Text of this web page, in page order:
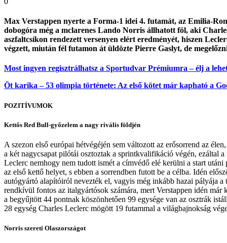
Max Verstappen nyerte a Forma-1 idei 4. futamát, az Emilia-
dobogóra még a mclarenes Lando Norris állhatott föl, aki
aszfaltcsíkon rendezett versenyen elért eredményét, hiszen
végzett, miután fél futamon át üldözte Pierre Gaslyt, de
Most ingyen regisztrálhatsz a Sportudvar Prémiumra – élj a
Öt karika – 53 olimpia története: Az első kötet már kapható a
POZITÍVUMOK
Kettős Red Bull-győzelem a nagy rivális földjén
A szezon első európai hétvégéjén sem változott az erősorrend az
a két nagycsapat pilótái osztoztak a sprintkvalifikáció végén, ezáltal
Leclerc nemhogy nem tudott ismét a címvédő elé kerülni a start
az első kettő helyet, s ebben a sorrendben futott be a célba. Idén
autógyártó alapítóiról nevezték el, vagyis még inkább hazai pályája
rendkívül fontos az italgyártósok számára, mert Verstappen idén
a begyűjtött 44 pontnak köszönhetően 99 egysége van az osztrák
28 egység Charles Leclerc mögött 19 futammal a világbajnokság
Norris szereti Olaszországot